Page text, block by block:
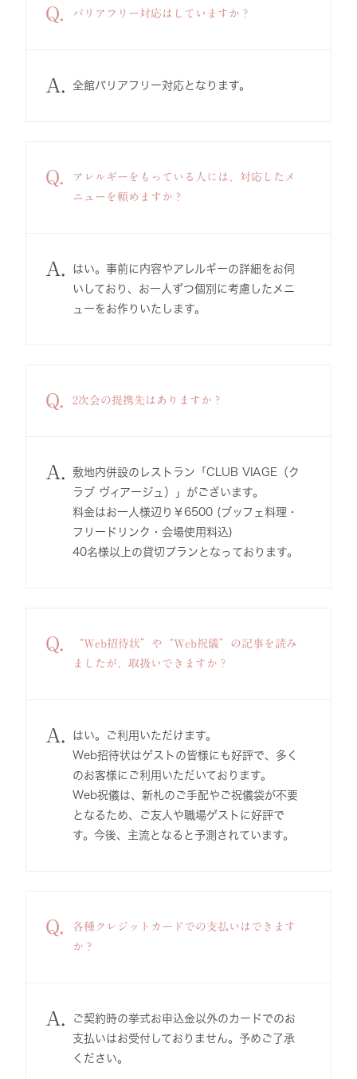
Q. バリアフリー対応はしていますか？
A. 全館バリアフリー対応となります。
Q.
アレルギーをもっている人には、対応したメ
ニューを頼めますか？
A.
はい。事前に内容やアレルギーの詳細をお伺
いしており、お一人ずつ個別に考慮したメニ
ューをお作りいたします。
Q. 2次会の提携先はありますか？
A.
敷地内併設のレストラン「CLUB VIAGE（ク
ラブ ヴィアージュ）」がございます。
料金はお一人様辺り￥6500 (ブッフェ料理・
フリードリンク・会場使用料込)
40名様以上の貸切プランとなっております。
Q.
“Web招待状”や“Web祝儀”の記事を読み
ましたが、取扱いできますか？
A.
はい。ご利用いただけます。
Web招待状はゲストの皆様にも好評で、多く
のお客様にご利用いただいております。
Web祝儀は、新札のご手配やご祝儀袋が不要
となるため、ご友人や職場ゲストに好評で
す。今後、主流となると予測されています。
Q.
各種クレジットカードでの支払いはできます
か？
A.
ご契約時の挙式お申込金以外のカードでのお
支払いはお受付しておりません。予めご了承
ください。